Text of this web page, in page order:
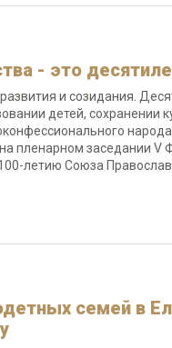
- это
и созидания.
детей, сохранении
пленарном заседании
летию Союза
семей в